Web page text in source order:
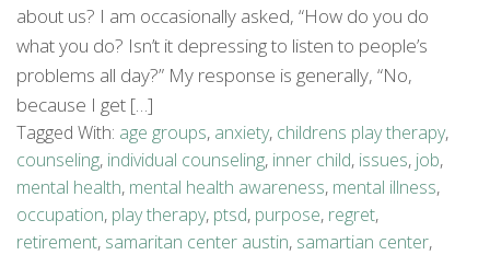
about us? I am occasionally asked, “How do you do
what you do? Isn’t it depressing to listen to people’s
problems all day?” My response is generally, “No,
because I get […]
Tagged With: age groups, anxiety, childrens play therapy,
counseling, individual counseling, inner child, issues, job,
mental health, mental health awareness, mental illness,
occupation, play therapy, ptsd, purpose, regret,
retirement, samaritan center austin, samartian center,